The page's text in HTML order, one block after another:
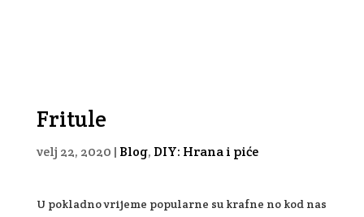
Fritule
velj 22, 2020 | Blog, DIY: Hrana i piće
U pokladno vrijeme popularne su krafne no kod nas